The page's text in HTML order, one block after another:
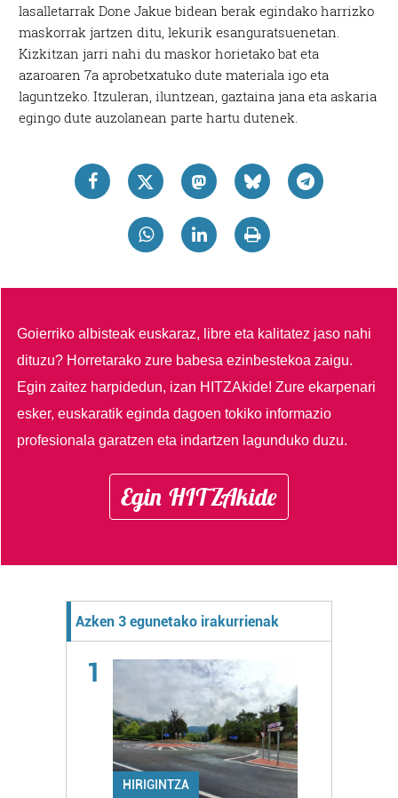
lasalletarrak Done Jakue bidean berak egindako harrizko
maskorrak jartzen ditu, lekurik esanguratsuenetan.
Kizkitzan jarri nahi du maskor horietako bat eta
azaroaren 7a aprobetxatuko dute materiala igo eta
laguntzeko. Itzuleran, iluntzean, gaztaina jana eta askaria
egingo dute auzolanean parte hartu dutenek.
Goierriko albisteak euskaraz, libre eta kalitatez jaso nahi
dituzu? Horretarako zure babesa ezinbestekoa zaigu.
Egin zaitez harpidedun, izan HITZAkide!Zure ekarpenari
esker, euskaratik eginda dagoen tokiko informazio
profesionala garatzen eta indartzen lagunduko duzu.
Egin HITZAkide
Azken 3 egunetako irakurrienak
1
HIRIGINTZA